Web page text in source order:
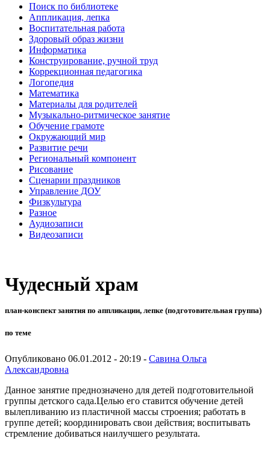
Поиск по библиотеке
Аппликация, лепка
Воспитательная работа
Здоровый образ жизни
Информатика
Конструирование, ручной труд
Коррекционная педагогика
Логопедия
Математика
Материалы для родителей
Музыкально-ритмическое занятие
Обучение грамоте
Окружающий мир
Развитие речи
Региональный компонент
Рисование
Сценарии праздников
Управление ДОУ
Физкультура
Разное
Аудиозаписи
Видеозаписи
Чудесный храм
план-конспект занятия по аппликации, лепке (подготовительная группа)
по теме
Опубликовано 06.01.2012 - 20:19 - Савина Ольга
Александровна
Данное занятие преднозначено для детей подготовительной
группы детского сада.Целью его ставится обучение детей
вылепливанию из пластичной массы строения; работать в
группе детей; координировать свои действия; воспитывать
стремление добиваться наилучшего результата.